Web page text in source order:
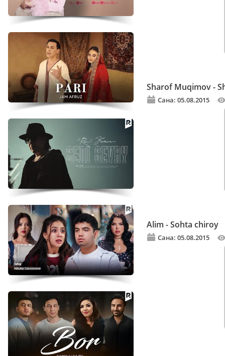
Sharof Muqimov -
Сана: 05.08.2015
Alim - Sohta chiroy
Сана: 05.08.2015